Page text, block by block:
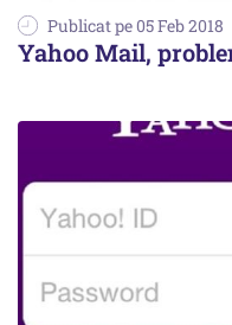
Publicat pe 05 Feb 2018
Yahoo Mail,